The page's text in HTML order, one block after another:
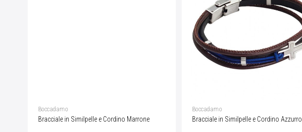
Boccadamo
Bracciale in Similpelle e Cordino Marrone
Boccadamo
Bracciale in Similpelle e Cordino Azzurro